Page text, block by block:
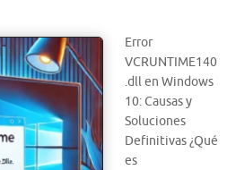
Error
VCRUNTIME140
.dll en Windows
10: Causas y
Soluciones
Definitivas ¿Qué
es